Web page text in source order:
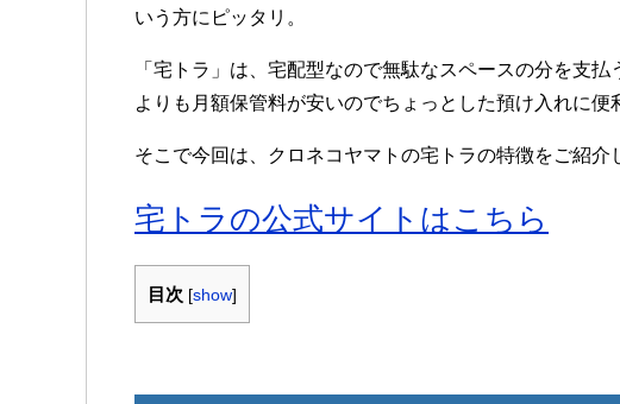
いう方にピッタリ。
「宅トラ」は、宅配型なので無駄なスペースの分を支
よりも月額保管料が安いのでちょっとした預け入れに便
そこで今回は、クロネコヤマトの宅トラの特徴をご紹介
宅トラの公式サイトはこちら
目次 [show]